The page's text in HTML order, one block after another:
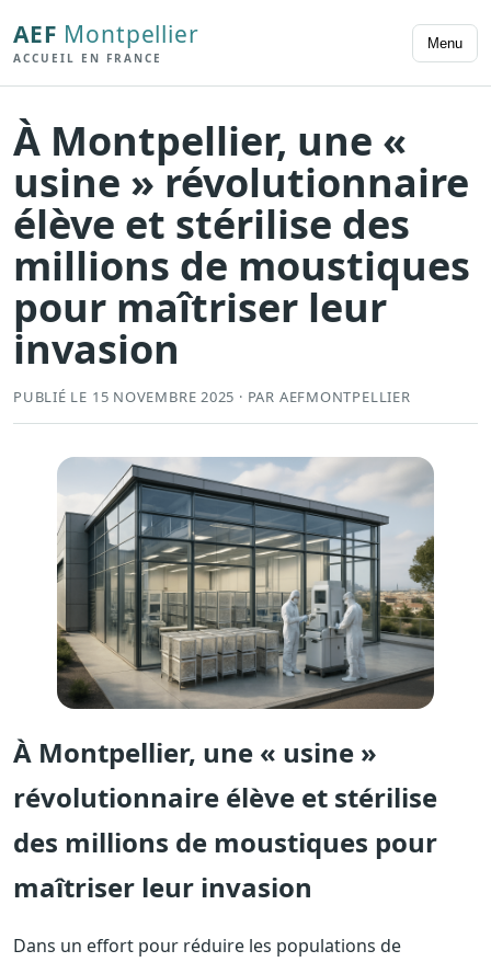
AEF Montpellier
ACCUEIL EN FRANCE
Menu
À Montpellier, une «
usine » révolutionnaire
élève et stérilise des
millions de moustiques
pour maîtriser leur
invasion
PUBLIÉ LE 15 NOVEMBRE 2025 · PAR AEFMONTPELLIER
À Montpellier, une « usine »
révolutionnaire élève et stérilise
des millions de moustiques pour
maîtriser leur invasion
Dans un effort pour réduire les populations de